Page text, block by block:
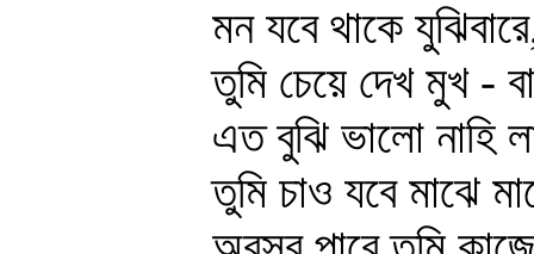
মন যবে থাকে
তুমি চেয়ে দেখ মুখ -
এত বুঝি ভালো নাহি
তুমি চাও যবে মাঝে